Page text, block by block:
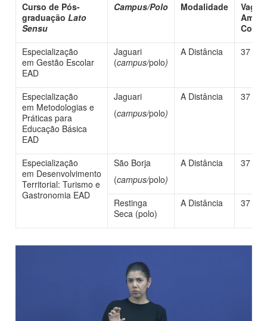
Curso de Pós-
graduação Lato
Sensu
Campus/Polo Modalidade
Ampla
Especialização
em Gestão Escolar
EAD
Jaguari
(campus/polo)
A Distância 37
Especialização
em Metodologias e
Práticas para
Educação Básica
EAD
Jaguari
(campus/polo)
A Distância 37
Especialização
em Desenvolvimento
Territorial: Turismo e
Gastronomia EAD
São Borja
(campus/polo)
A Distância 37
Restinga
Seca (polo)
A Distância 37